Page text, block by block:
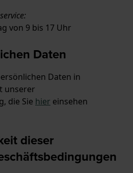
von 9 bis 17 Uhr
Daten
Daten in
unserer
die Sie hier einsehen
dieser